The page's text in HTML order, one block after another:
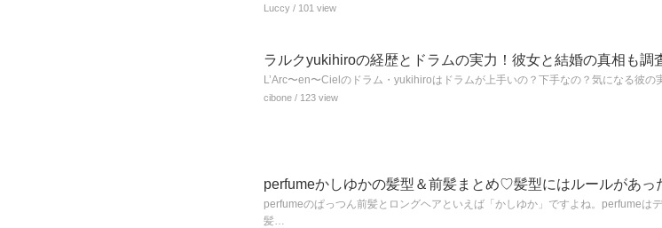
Luccy / 101 view
ラルクyukihiroの経歴とドラムの実力！彼女と結婚の真相も調
L’Arc〜en〜Cielのドラム・yukihiroはドラムが上手いの？下手なの？気になる彼
cibone / 123 view
perfumeかしゆかの髪型＆前髪まとめ♡髪型にはルールがあっ
perfumeのぱっつん前髪とロングヘアといえば「かしゆか」ですよね。perfumeは
髪…